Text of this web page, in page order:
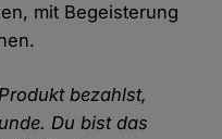
mit Begeisterung
bezahlst,
Du bist das